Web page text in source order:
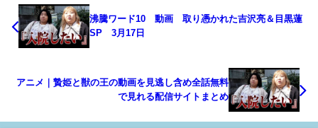
沸騰ワード10 動画 取り憑かれた吉沢亮＆目黒蓮
SP 3月17日
アニメ｜贄姫と獣の王の動画を見逃し含め全話無料
で見れる配信サイトまとめ